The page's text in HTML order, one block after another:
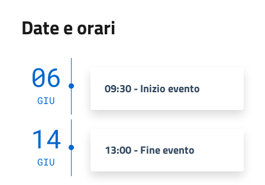
Date e orari
06
GIU
09:30 - Inizio evento
14
GIU
13:00 - Fine evento